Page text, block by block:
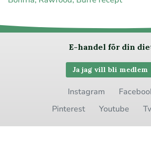
E-handel för din
Ja jag vill bli medlem
Instagram
Pinterest
Youtube